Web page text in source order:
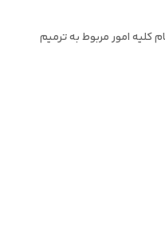
امور مربوط به ترمیم